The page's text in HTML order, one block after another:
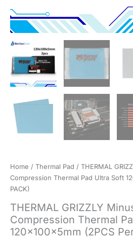
Home / Thermal Pad / THERMAL
Compression Thermal Pad Ultra Soft
PACK)
THERMAL GRIZZLY
Compression Thermal
120x100x5mm (2PCS